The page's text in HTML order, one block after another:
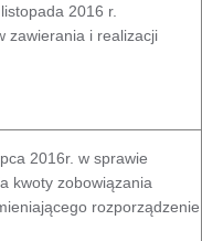
2016 r.
zawierania i realizacji
2016r. w sprawie
kwoty zobowiązania
rozporządzenie